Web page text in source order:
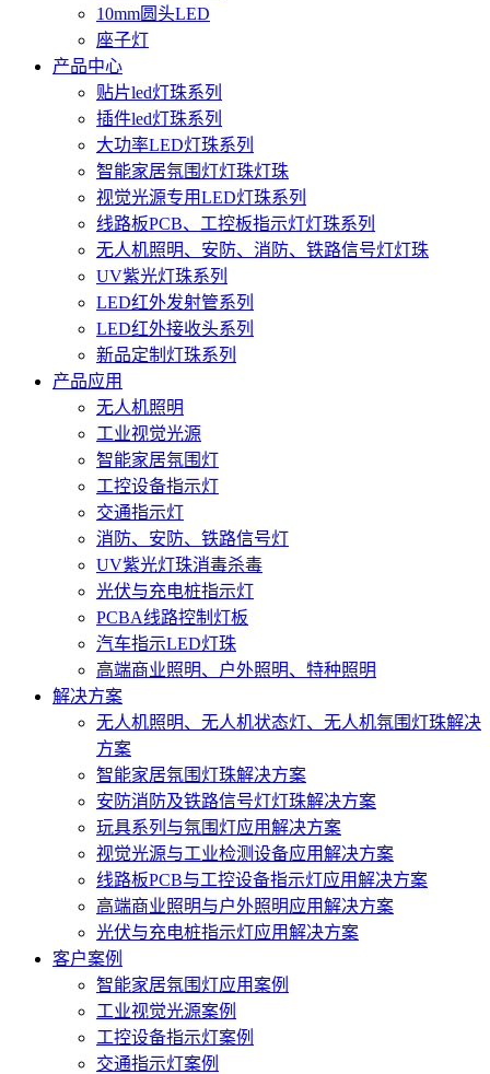
10mm圆头LED
座子灯
产品中心
贴片led灯珠系列
插件led灯珠系列
大功率LED灯珠系列
智能家居氛围灯灯珠灯珠
视觉光源专用LED灯珠系列
线路板PCB、工控板指示灯灯珠系列
无人机照明、安防、消防、铁路信号灯灯珠
UV紫光灯珠系列
LED红外发射管系列
LED红外接收头系列
新品定制灯珠系列
产品应用
无人机照明
工业视觉光源
智能家居氛围灯
工控设备指示灯
交通指示灯
消防、安防、铁路信号灯
UV紫光灯珠消毒杀毒
光伏与充电桩指示灯
PCBA线路控制灯板
汽车指示LED灯珠
高端商业照明、户外照明、特种照明
解决方案
无人机照明、无人机状态灯、无人机氛围灯珠解决
方案
智能家居氛围灯珠解决方案
安防消防及铁路信号灯灯珠解决方案
玩具系列与氛围灯应用解决方案
视觉光源与工业检测设备应用解决方案
线路板PCB与工控设备指示灯应用解决方案
高端商业照明与户外照明应用解决方案
光伏与充电桩指示灯应用解决方案
客户案例
智能家居氛围灯应用案例
工业视觉光源案例
工控设备指示灯案例
交通指示灯案例